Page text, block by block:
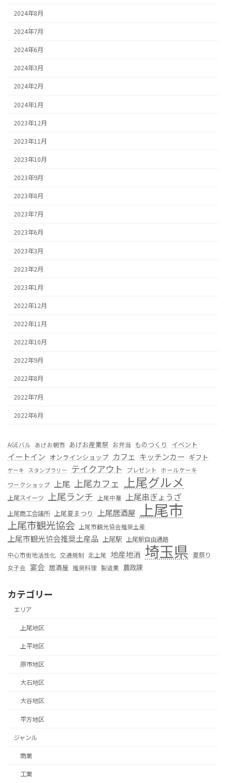
2024年8月
2024年7月
2024年6月
2024年3月
2024年2月
2024年1月
2023年12月
2023年11月
2023年10月
2023年9月
2023年8月
2023年7月
2023年6月
2023年3月
2023年2月
2023年1月
2022年12月
2022年11月
2022年10月
2022年9月
2022年8月
2022年7月
2022年6月
AGEバル あげお朝市 あげお産業祭 お弁当 ものつくり イベント
イートイン オンラインショップ カフェ キッチンカー ギフト
ケーキ スタンプラリー テイクアウト プレゼント
ホールケーキ
ワークショップ 上尾 上尾カフェ 上尾グルメ
上尾スイーツ 上尾ランチ 上尾中華 上尾串ぎょうざ
上尾商工会議所 上尾夏まつり 上尾居酒屋 上尾市
上尾市観光協会 上尾市観光協会推奨土産
上尾市観光協会推奨土産品 上尾駅 上尾駅自由通路
中心市街地活性化 交通規制 北上尾 地産地消 埼玉県 夏祭り
女子会 宴会 居酒屋 推奨料理 製造業 農政課
カテゴリー
エリア
上尾地区
上平地区
原市地区
大石地区
大谷地区
平方地区
ジャンル
商業
工業